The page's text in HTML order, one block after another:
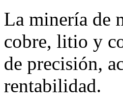
La minería de
cobre, litio y
de precisión,
rentabilidad.